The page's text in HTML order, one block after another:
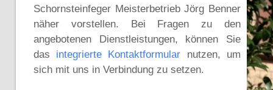
Schornsteinfeger Meisterbetrieb Jörg Benner
näher vorstellen. Bei Fragen zu den
angebotenen Dienstleistungen, können Sie
das integrierte Kontaktformular nutzen, um
sich mit uns in Verbindung zu setzen.